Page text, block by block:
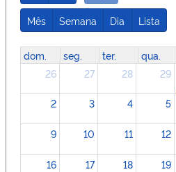
Mês Semana Dia Lista
dom. seg. ter. qua.
26
27 28 29
2 3 4 5
9 10 11 12
16 17 18 19